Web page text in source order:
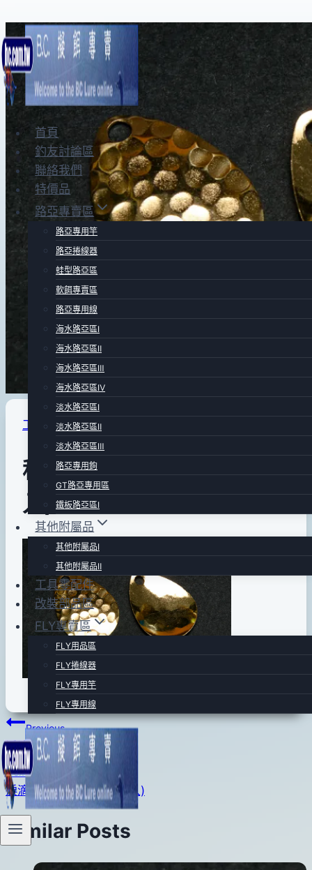
Skip
to
content
首頁
釣友討論區
聯絡我們
特價品
路亞專賣區
路亞專用竿
路亞捲線器
蛙型路亞區
軟餌專賣區
路亞專用線
海水路亞區Ⅰ
海水路亞區Ⅱ
海水路亞區Ⅲ
海水路亞區Ⅳ
淡水路亞區Ⅰ
淡水路亞區Ⅱ
淡水路亞區Ⅲ
路亞專用鉤
GT路亞專用區
鐵板路亞區Ⅰ
其他附屬品
其他附屬品Ⅰ
其他附屬品Ⅱ
工具零配件
改裝部品區
FLY專賣區
FLY用品區
FLY捲線器
FLY專用竿
FLY專用線
工具零配件
科羅拉多魚麟狀葉片-金(2
入)
anna
01
月
18
年
月
28
日
文
章
導
覽
Previous
淚滴型葉片-銀(2入)
Next
淚滴型魚麟狀葉片-銀(2入)
Similar Posts